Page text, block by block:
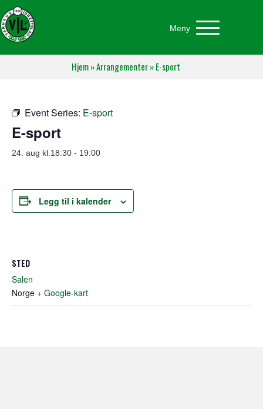
Meny
Hjem»Arrangementer»E-sport
Event Series: E-sport
E-sport
24. aug kl.18:30 - 19:00
Legg til i kalender
STED
Salen
Norge + Google-kart